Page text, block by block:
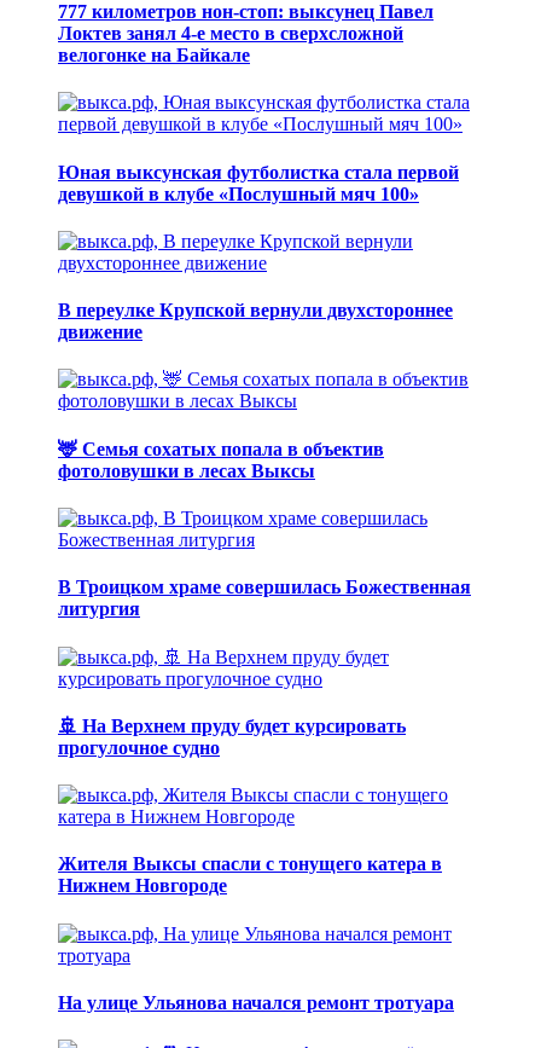
777 километров нон-стоп: выксунец Павел
Локтев занял 4-е место в сверхсложной
велогонке на Байкале
Юная выксунская футболистка стала первой
девушкой в клубе «Послушный мяч 100»
В переулке Крупской вернули двухстороннее
движение
🦌 Семья сохатых попала в объектив
фотоловушки в лесах Выксы
В Троицком храме совершилась Божественная
литургия
🚢 На Верхнем пруду будет курсировать
прогулочное судно
Жителя Выксы спасли с тонущего катера в
Нижнем Новгороде
На улице Ульянова начался ремонт тротуара